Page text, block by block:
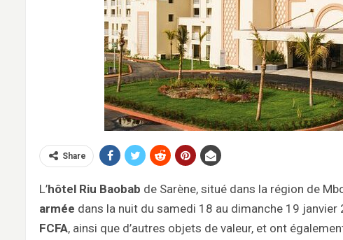
Share
L’hôtel Riu Baobab de Sarène, situé dans la région de
armée dans la nuit du samedi 18 au dimanche 19
FCFA, ainsi que d’autres objets de valeur, et ont